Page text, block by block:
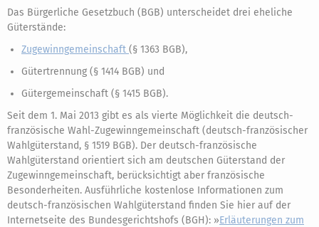
Das Bürgerliche Gesetzbuch (BGB) unterscheidet drei eheliche
Güterstände:
Zugewinngemeinschaft (§ 1363 BGB),
Gütertrennung (§ 1414 BGB) und
Gütergemeinschaft (§ 1415 BGB).
Seit dem 1. Mai 2013 gibt es als vierte Möglichkeit die deutsch-
französische Wahl-Zugewinngemeinschaft (deutsch-französischer
Wahlgüterstand, § 1519 BGB). Der deutsch-französische
Wahlgüterstand orientiert sich am deutschen Güterstand der
Zugewinngemeinschaft, berücksichtigt aber französische
Besonderheiten. Ausführliche kostenlose Informationen zum
deutsch-französischen Wahlgüterstand finden Sie hier auf der
Internetseite des Bundesgerichtshofs (BGH): »Erläuterungen zum